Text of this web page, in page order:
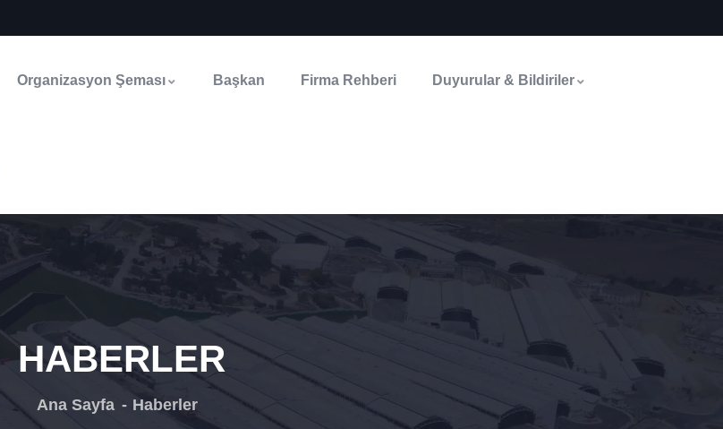
Organizasyon Şeması Başkan Firma Rehberi Duyurular & Bildiriler
HABERLER
Ana Sayfa Haberler